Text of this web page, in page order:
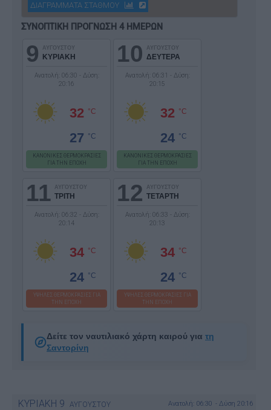
ΔΙΑΓΡΑΜΜΑΤΑ ΣΤΑΘΜΟΥ
ΣΥΝΟΠΤΙΚΗ ΠΡΟΓΝΩΣΗ 4 ΗΜΕΡΩΝ
9 ΑΥΓΟΥΣΤΟΥ
ΚΥΡΙΑΚΗ
Ανατολή: 06:30 - Δύση:
20:16
32 °C
27 °C
ΚΑΝΟΝΙΚΕΣ ΘΕΡΜΟΚΡΑΣΙΕΣ
ΓΙΑ ΤΗΝ ΕΠΟΧΗ
10 ΑΥΓΟΥΣΤΟΥ
ΔΕΥΤΕΡΑ
Ανατολή: 06:31 - Δύση:
20:15
32 °C
24 °C
ΚΑΝΟΝΙΚΕΣ ΘΕΡΜΟΚΡΑΣΙΕΣ
ΓΙΑ ΤΗΝ ΕΠΟΧΗ
11 ΑΥΓΟΥΣΤΟΥ
ΤΡΙΤΗ
Ανατολή: 06:32 - Δύση:
20:14
34 °C
24 °C
ΥΨΗΛΕΣ ΘΕΡΜΟΚΡΑΣΙΕΣ ΓΙΑ
ΤΗΝ ΕΠΟΧΗ
12 ΑΥΓΟΥΣΤΟΥ
ΤΕΤΑΡΤΗ
Ανατολή: 06:33 - Δύση:
20:13
34 °C
24 °C
ΥΨΗΛΕΣ ΘΕΡΜΟΚΡΑΣΙΕΣ ΓΙΑ
ΤΗΝ ΕΠΟΧΗ
Δείτε τον ναυτιλιακό χάρτη καιρού για τη
Σαντορίνη
ΚΥΡΙΑΚΗ 9 ΑΥΓΟΥΣΤΟΥ Ανατολή: 06:30 - Δύση 20:16